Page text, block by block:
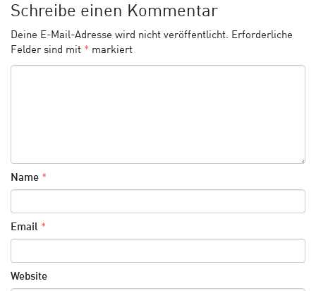
Schreibe einen Kommentar
Deine E-Mail-Adresse wird nicht veröffentlicht. Erforderliche
Felder sind mit * markiert
Name *
Email *
Website